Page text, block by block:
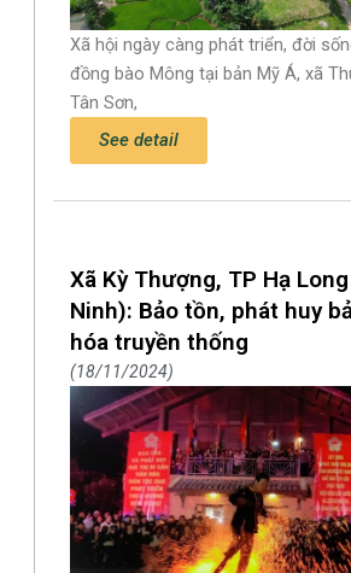
Xã hội ngày càng phát triển, đời
đồng bào Mông tại bản Mỹ Á, xã
Tân Sơn,
See detail
Xã Kỳ Thượng, TP Hạ
Ninh): Bảo tồn, phát huy
hóa truyền thống
18/11/2024